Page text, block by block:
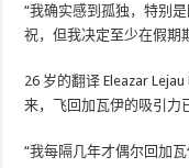
“我确实感到孤独，特别
祝，但我决定至少在假期
26 岁的翻译 Eleazar
来，飞回加瓦伊的吸引力
“我每隔几年才偶尔回加